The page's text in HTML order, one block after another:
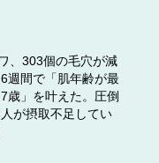
、303個の毛穴が減
週間で「肌年齢が最
歳」を叶えた。圧倒
が摂取不足してい